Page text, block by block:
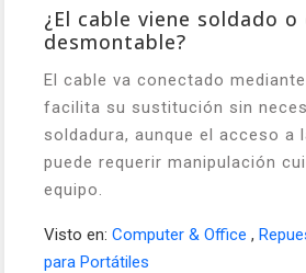
¿El cable viene soldado o
desmontable?
El cable va conectado
facilita su sustitución sin
soldadura, aunque el acceso a
puede requerir manipulación
equipo.
Visto en: Computer & Office ,
para Portátiles